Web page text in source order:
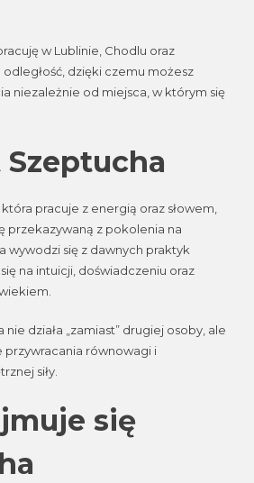
w Lublinie, Chodlu oraz
dzięki czemu możesz
niezależnie od miejsca, w którym się
pracuje z energią oraz słowem,
przekazywaną z pokolenia na
wywodzi się z dawnych praktyk
na intuicji, doświadczeniu oraz
działa „zamiast” drugiej osoby, ale
przywracania równowagi i
siły.
się